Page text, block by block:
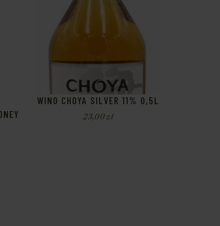
WINO CHOYA SILVER 11% 0,5L
23,00zł